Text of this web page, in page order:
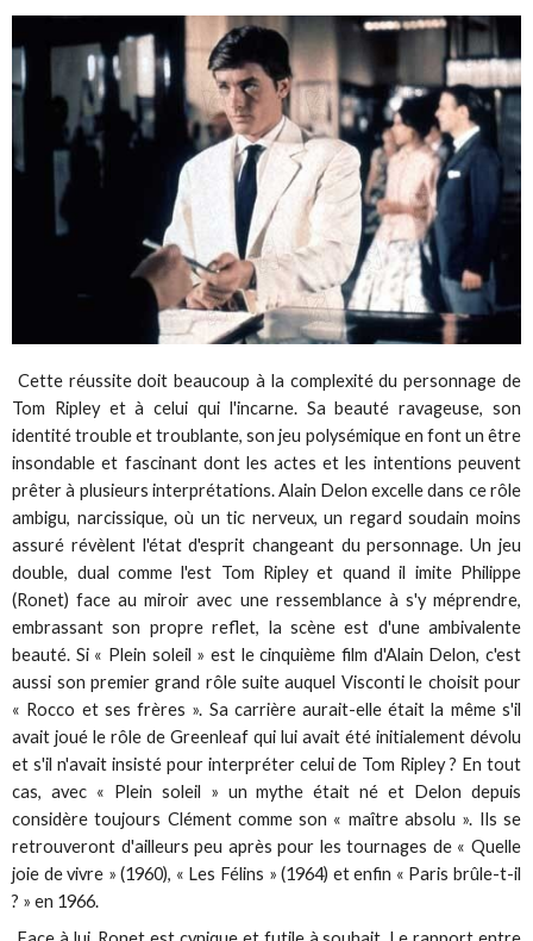
Cette réussite doit beaucoup à la complexité du personnage de
Tom Ripley et à celui qui l'incarne. Sa beauté ravageuse, son
identité trouble et troublante, son jeu polysémique en font un être
insondable et fascinant dont les actes et les intentions peuvent
prêter à plusieurs interprétations. Alain Delon excelle dans ce rôle
ambigu, narcissique, où un tic nerveux, un regard soudain moins
assuré révèlent l'état d'esprit changeant du personnage. Un jeu
double, dual comme l'est Tom Ripley et quand il imite Philippe
(Ronet) face au miroir avec une ressemblance à s'y méprendre,
embrassant son propre reflet, la scène est d'une ambivalente
beauté. Si « Plein soleil » est le cinquième film d'Alain Delon, c'est
aussi son premier grand rôle suite auquel Visconti le choisit pour
« Rocco et ses frères ». Sa carrière aurait-elle était la même s'il
avait joué le rôle de Greenleaf qui lui avait été initialement dévolu
et s'il n'avait insisté pour interpréter celui de Tom Ripley ? En tout
cas, avec « Plein soleil » un mythe était né et Delon depuis
considère toujours Clément comme son « maître absolu ». Ils se
retrouveront d'ailleurs peu après pour les tournages de « Quelle
joie de vivre » (1960), « Les Félins » (1964) et enfin « Paris brûle-t-il
? » en 1966.